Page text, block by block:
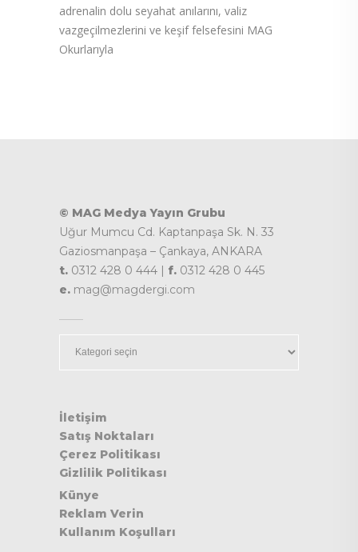
adrenalin dolu seyahat anılarını, valiz
vazgeçilmezlerini ve keşif felsefesini MAG
Okurlarıyla
© MAG Medya Yayın Grubu
Uğur Mumcu Cd. Kaptanpaşa Sk. N. 33
Gaziosmanpaşa – Çankaya, ANKARA
t. 0312 428 0 444 | f. 0312 428 0 445
e. mag@magdergi.com
İletişim
Satış Noktaları
Çerez Politikası
Gizlilik Politikası
Künye
Reklam Verin
Kullanım Koşulları